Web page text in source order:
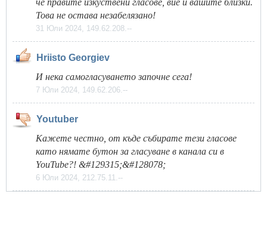
че правите изкуствени гласове, вие и вашите близки.
Това не остава незабелязано!
31 Юли 2024, 149.62.208.--
Hriisto Georgiev
И нека самогласуването започне сега!
7 Юли 2024, 149.62.206.--
Youtuber
Кажете честно, от къде събирате тези гласове
като нямате бутон за гласуване в канала си в
YouTube?! &#129315;&#128078;
6 Юли 2024, 212.75.11.--